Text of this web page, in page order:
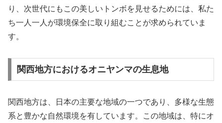
り、次世代にもこの美しいトンボを見せるためには、私た
ち一人一人が環境保全に取り組むことが求められていま
す。
関西地方におけるオニヤンマの生息地
関西地方は、日本の主要な地域の一つであり、多様な生態
系と豊かな自然環境を有しています。この地域は、特にオ